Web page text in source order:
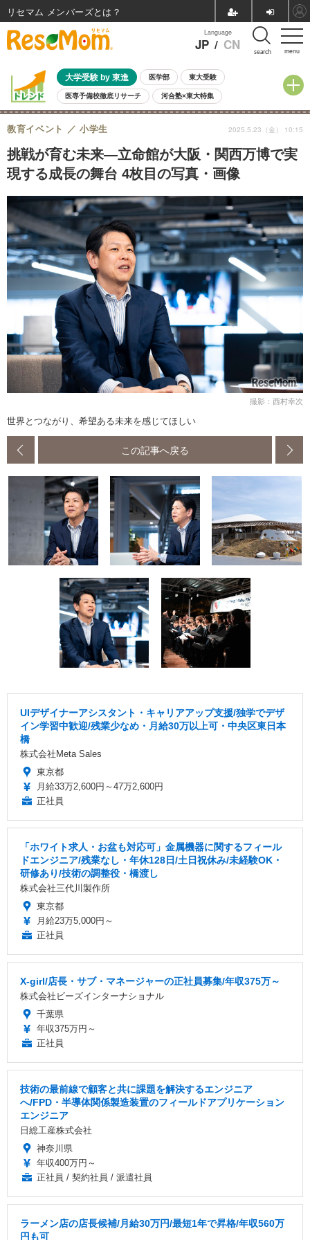
menu
Language
JP / CN search
大学受験 by 東進 医学部 東大受験
医専予備校徹底リサーチ 河合塾×東大特集
親子で考える大学選び 高校受験 中学受験 小学校受験
共通テスト 夏休み
8月開催イベント・WS 全国公立高校 過去問 人気記事
自由研究教材（小学生向け） 自由研究教材（中学生向け） ランキング
挑戦が育む未来—立命館が大阪・関西万博で実
現する成長の舞台 4枚目の写真・画像
教育イベント 小学生 2025.5.23（金） 10:15
撮影：西村幸次
世界とつながり、希望ある未来を感じてほしい
この記事へ戻る
UIデザイナーアシスタント・キャリアアップ支援/独学でデザ
イン学習中歓迎/残業少なめ・月給30万以上可・中央区東日本
橋
株式会社Meta Sales
東京都
月給33万2,600円～47万2,600円
正社員
「ホワイト求人・お盆も対応可」金属機器に関するフィール
ドエンジニア/残業なし・年休128日/土日祝休み/未経験OK・
研修あり/技術の調整役・橋渡し
株式会社三代川製作所
東京都
月給23万5,000円～
正社員
X-girl/店長・サブ・マネージャーの正社員募集/年収375万～
株式会社ビーズインターナショナル
千葉県
年収375万円～
正社員
技術の最前線で顧客と共に課題を解決するエンジニア
へ/FPD・半導体関係製造装置のフィールドアプリケーション
エンジニア
日総工産株式会社
神奈川県
年収400万円～
正社員 / 契約社員 / 派遣社員
ラーメン店の店長候補/月給30万円/最短1年で昇格/年収560万
円も可
リセマム メンバーズ